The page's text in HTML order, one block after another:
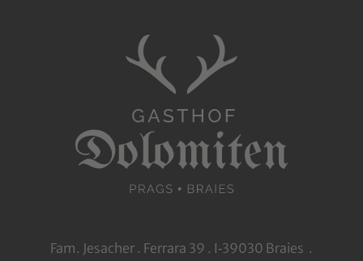
Fam. Jesacher . Ferrara 39 . I‑39030 Braies .